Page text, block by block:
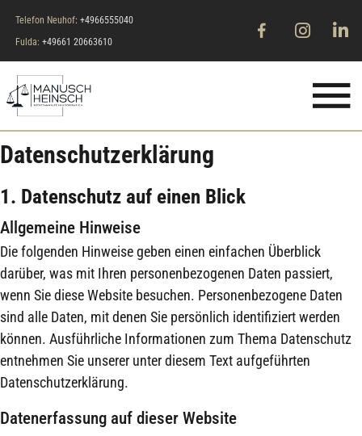
Telefon Neuhof: +4966555040
Fulda: +49661 20663610
Datenschutz­erklärung
1. Datenschutz auf einen Blick
Allgemeine Hinweise
Die folgenden Hinweise geben einen einfachen Überblick
darüber, was mit Ihren personenbezogenen Daten passiert,
wenn Sie diese Website besuchen. Personenbezogene Daten
sind alle Daten, mit denen Sie persönlich identifiziert werden
können. Ausführliche Informationen zum Thema Datenschutz
entnehmen Sie unserer unter diesem Text aufgeführten
Datenschutzerklärung.
Datenerfassung auf dieser Website